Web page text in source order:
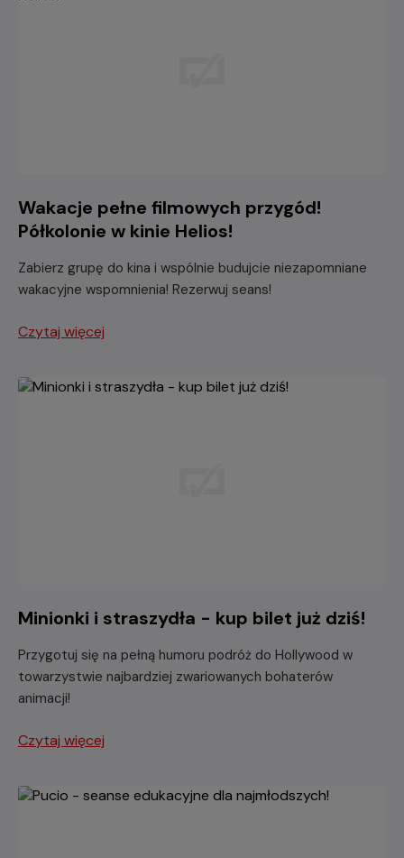
Wakacje pełne filmowych przygód!
Półkolonie w kinie Helios!
Zabierz grupę do kina i wspólnie budujcie niezapomniane
wakacyjne wspomnienia! Rezerwuj seans!
Czytaj więcej
Minionki i straszydła - kup bilet już dziś!
Przygotuj się na pełną humoru podróż do Hollywood w
towarzystwie najbardziej zwariowanych bohaterów
animacji!
Czytaj więcej